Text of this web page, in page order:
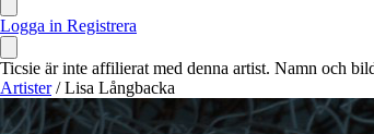
Logga in Registrera
Ticsie är inte affilierat med denna artist. Namn och
Artister / Lisa Långbacka